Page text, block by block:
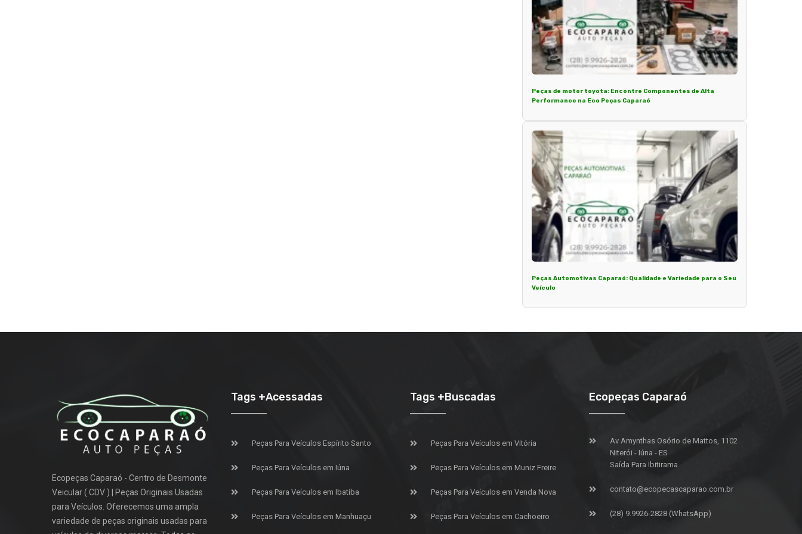
Peças de motor toyota: Encontre Componentes de Alta
Performance na Eco Peças Caparaó
Peças Automotivas Caparaó: Qualidade e Variedade para o Seu
Veículo
Ecopeças Caparaó - Centro de Desmonte
Veicular ( CDV ) | Peças Originais Usadas
para Veículos. Oferecemos uma ampla
variedade de peças originais usadas para
Tags +Acessadas
Peças Para Veículos Espírito Santo
Peças Para Veículos em Iúna
Peças Para Veículos em Ibatiba
Peças Para Veículos em Manhuaçu
Tags +Buscadas
Peças Para Veículos em Vitória
Peças Para Veículos em Muniz Freire
Peças Para Veículos em Venda Nova
Peças Para Veículos em Cachoeiro
Ecopeças Caparaó
Av Amynthas Osório de Mattos, 1102
Niterói - Iúna - ES
Saída Para Ibitirama
contato@ecopecascaparao.com.br
(28) 9.9926-2828 (WhatsApp)